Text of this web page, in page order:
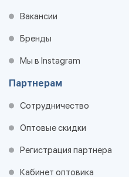
Вакансии
Бренды
Мы в Instagram
Партнерам
Сотрудничество
Оптовые скидки
Регистрация партнера
Кабинет оптовика